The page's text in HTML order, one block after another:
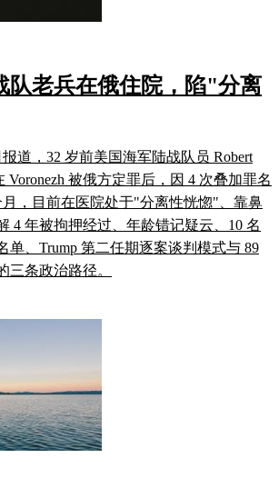
队老兵在俄住院，陷"分离
报道，32 岁前美国海军陆战队员 Robert
Voronezh 被俄方定罪后，因 4 次叠加罪名
月，目前在医院处于"分离性恍惚"、靠鼻
4 年被拘押经过、年龄错记疑云、10 名
单、Trump 第二任期逐案谈判模式与 89
三条政治路径。